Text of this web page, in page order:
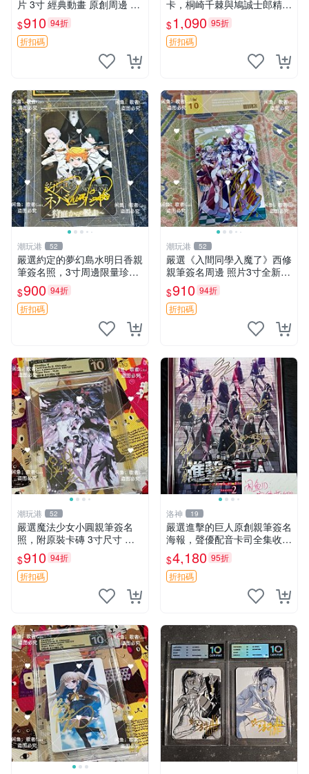
片 3寸 經典動畫 原創周邊 經
典動漫 周邊收藏 照片卡磚
$910 94折
折扣碼
卡，桐崎千棘與鳩誠士郎精美
周邊，3寸日版中古帶原裝卡
磚，國內直郵 偽戀 Nisekoi
簽名卡 桐崎千棘
$1,090 95折
折扣碼
潮玩港 52
嚴選約定的夢幻島水明日香親
筆簽名照，3寸周邊限量珍藏
紙質佳 附卡磚 約定的夢幻島
筆記本 名人照
$900 94折
折扣碼
潮玩港 52
嚴選《入間同學入魔了》西修
親筆簽名周邊 照片3寸全新含
卡磚 收藏推薦 鏡像照片 周邊
收藏
$910 94折
折扣碼
潮玩港 52
嚴選魔法少女小圓親筆簽名
照，附原裝卡磚 3寸尺寸 親
簽紀念品 小圓周邊 畫集 監督
親筆
$910 94折
折扣碼
洛神 19
嚴選進擊的巨人原創親筆簽名
海報，聲優配音卡司全集收藏
推薦 艾倫、三笠、阿明、埃
爾文巨細靡遺肖像照
$4,180 95折
折扣碼